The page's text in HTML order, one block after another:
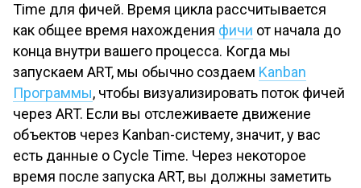
Time для фичей. Время цикла рассчитывается
как общее время нахождения фичи от начала до
конца внутри вашего процесса. Когда мы
запускаем ART, мы обычно создаем Kanban
Программы, чтобы визуализировать поток фичей
через ART. Если вы отслеживаете движение
объектов через Kanban-систему, значит, у вас
есть данные о Cycle Time. Через некоторое
время после запуска ART, вы должны заметить